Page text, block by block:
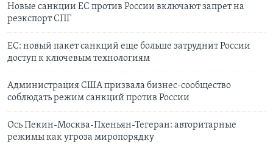
Новые санкции ЕС против России включают запрет на
реэкспорт СПГ
ЕС: новый пакет санкций еще больше затруднит России
доступ к ключевым технологиям
Администрация США призвала бизнес-сообщество
соблюдать режим санкций против России
Ось Пекин-Москва-Пхеньян-Тегеран: авторитарные
режимы как угроза миропорядку